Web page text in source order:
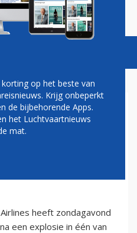
Vacatures
DELTA
heeft zondagavond
een explosie in één van
op het beste van
Krijg onbeperkt
de bijbehorende Apps.
het Luchtvaartnieuws
mat.